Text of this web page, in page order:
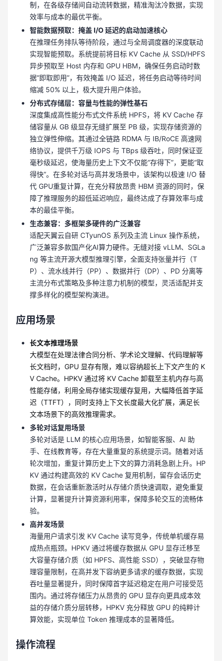
制，在各级存储间自动流转数据，精准淘汰冷数据，实现
效率与成本的最优平衡。
智能数据预取：掩盖 I/O 延迟的启动加速核心
在推理任务排队等待阶段，通过与全局调度器的深度联动
实现智能预取。系统提前将目标 KV Cache 从 SSD/HPFS
异步预取至 Host 内存和 GPU HBM，确保任务启动时数
据“即取即用”，有效掩盖 I/O 延迟，将任务启动等待时间
缩减 50% 以上，极大提升用户体验。
分布式存储层：容量与性能的弹性基石
深度集成高性能分布式文件系统 HPFS，将 KV Cache 存
储容量从 GB 级显存无缝扩展至 PB 级，实现存储资源的
独立弹性伸缩。其通过全链路 RDMA 与 IB/RoCE 高速网
络协议，提供千万级 IOPS 与 TBps 级吞吐，同时保证亚
毫秒级延迟，使海量历史上下文不仅能“存得下”，更能“取
得快”。在多轮对话与高并发场景中，该架构以极速 I/O 替
代 GPU重复计算，在充分释放昂贵 HBM 资源的同时，保
障了推理服务的超低延迟响应，最终达成了存算效率与成
本的最佳平衡。
生态兼容：多框架多硬件的广泛兼容
适配天翼云自研 CTyunOS 系列及主流 Linux 操作系统，
广泛兼容多款国产化AI算力硬件。无缝对接 vLLM、SGLa
ng 等主流开源大模型推理引擎，全面支持张量并行（T
P）、流水线并行（PP）、数据并行（DP）、PD 分离等
主流分布式策略及多种注意力机制的模型，灵活适配并支
撑多样化的模型架构演进。
应用场景
长文本推理场景
大模型在处理法律合同分析、学术论文理解、代码理解等
长文档时，GPU 显存有限，难以容纳超长上下文产生的 K
V Cache。HPKV 通过将 KV Cache 卸载至主机内存与高
性能存储，利用全局存储实现缓存复用，大幅降低首字延
迟（TTFT），同时支持上下文长度最大化扩展，满足长
文本场景下的高效推理需求。
多轮对话复用场景
多轮对话是 LLM 的核心应用场景，如智能客服、AI 助
手、在线教育等，存在大量重复的系统提示词。随着对话
轮次增加，重复计算历史上下文的算力消耗急剧上升。HP
KV 通过构建高效的 KV Cache 复用机制，留存会话历史
数据，在会话重新激活时从存储介质快速调取，避免重复
计算，显著提升计算资源利用率，保障多轮交互的流畅体
验。
高并发场景
海量用户请求引发 KV Cache 读写竞争，传统单机缓存易
成热点瓶颈。HPKV 通过将缓存数据从 GPU 显存迁移至
大容量存储介质（如 HPFS、高性能 SSD），突破显存物
理容量限制，在高并发下容纳更多请求的缓存数据，实现
吞吐量显著提升，同时保障首字延迟稳定在用户可接受范
围内。通过将存储压力从昂贵的 GPU 显存向更具成本效
益的存储介质分层转移，HPKV 充分释放 GPU 的纯粹计
算效能，实现单位 Token 推理成本的显著降低。
操作流程